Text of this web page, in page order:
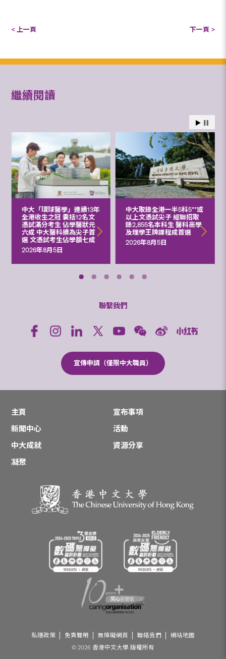
< 上一頁 下一頁 >
繼續閱讀
中大「環球醫學」連續13年
全港收生之冠 囊括12名文
憑試滿分考生 佔學醫狀元
六成 中大醫科續為尖子首
選 文憑試考生佔學額七成
2026年8月5日
中大取錄全港一半5科5**或
以上文憑試尖子 經聯招取
錄2,855名本科生 醫科商學
及理學王牌課程成首選
2026年8月5日
聯繫我們
宣傳申請（僅限中大職員）
主頁
宣布事項
新聞中心
活動
中大成就
資源分享
凝聚
私隱政策 免責聲明 無障礙網頁 聯絡我們
網站地圖
© 2026 香港中文大學 版權所有